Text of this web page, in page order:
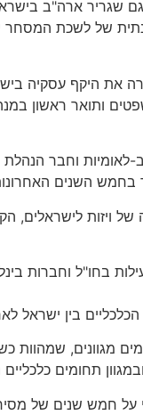
הבוקר (1.6.23), במהלך
2015. במהלך כהונתו
ותואר ראשון
וחבר
בחמש השנים
של ויזות
בחו"ל וחברות
בין ישראל
ואמריקאיות
חמש שנים של